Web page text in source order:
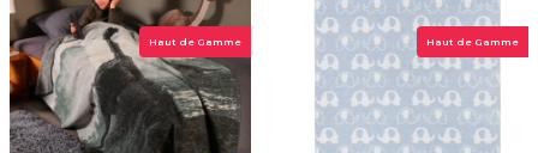
Haut de Gamme Haut de Gamme